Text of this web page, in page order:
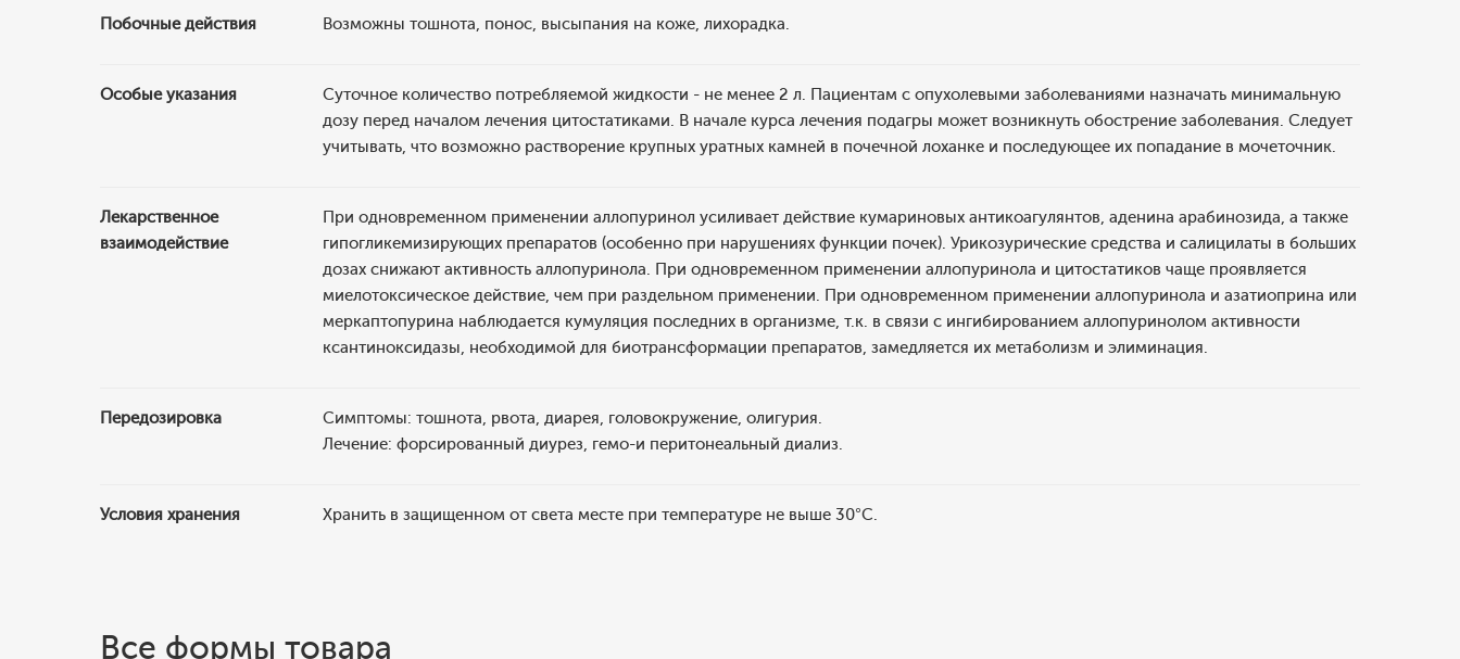
Побочные действия Возможны тошнота, понос, высыпания на коже, лихорадка.
Особые указания
Суточное количество потребляемой жидкости - не менее 2 л. Пациентам с опухолевыми заболеваниями назначать минимальную
дозу перед началом лечения цитостатиками. В начале курса лечения подагры может возникнуть обострение заболевания. Следует
учитывать, что возможно растворение крупных уратных камней в почечной лоханке и последующее их попадание в мочеточник.
Лекарственное
взаимодействие
При одновременном применении аллопуринол усиливает действие кумариновых антикоагулянтов, аденина арабинозида, а также
гипогликемизирующих препаратов (особенно при нарушениях функции почек). Урикозурические средства и салицилаты в больших
дозах снижают активность аллопуринола. При одновременном применении аллопуринола и цитостатиков чаще проявляется
миелотоксическое действие, чем при раздельном применении. При одновременном применении аллопуринола и азатиоприна или
меркаптопурина наблюдается кумуляция последних в организме, т.к. в связи с ингибированием аллопуринолом активности
ксантиноксидазы, необходимой для биотрансформации препаратов, замедляется их метаболизм и элиминация.
Передозировка
Симптомы: тошнота, рвота, диарея, головокружение, олигурия.
Лечение: форсированный диурез, гемо-и перитонеальный диализ.
Условия хранения Хранить в защищенном от света месте при температуре не выше 30°С.
Все формы товара